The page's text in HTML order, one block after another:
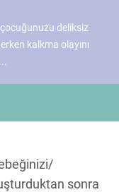
deliksiz
kalkma olayını
sonra